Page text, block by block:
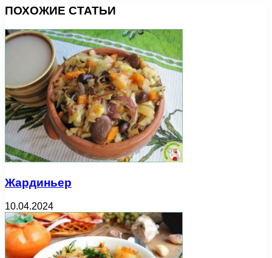
ПОХОЖИЕ СТАТЬИ
Жардиньер
10.04.2024